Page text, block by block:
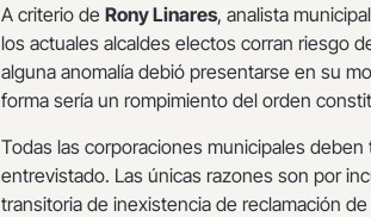
A criterio de Rony Linares, analista
los actuales alcaldes electos corran riesgo
alguna anomalía debió presentarse en su
forma sería un rompimiento del orden
Todas las corporaciones municipales
entrevistado. Las únicas razones son por
transitoria de inexistencia de reclamación